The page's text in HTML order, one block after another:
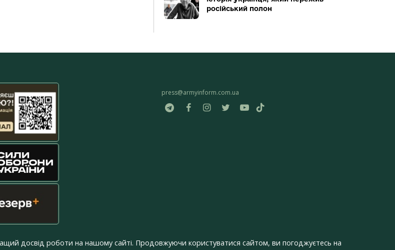
російський полон
press@armyinform.com.ua
досвід роботи на нашому сайті. Продовжуючи користуватися сайтом, ви погоджуєтесь на